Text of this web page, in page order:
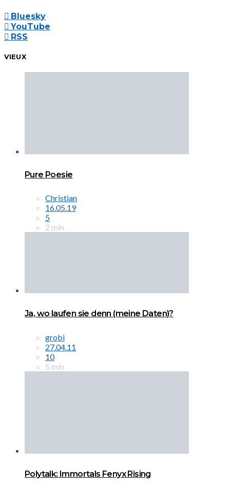
Bluesky
YouTube
RSS
VIEUX
Pure Poesie
Christian
16.05.19
5
2 min
Ja, wo laufen sie denn (meine Daten)?
grobi
27.04.11
10
5 min
Polytalk: Immortals Fenyx Rising